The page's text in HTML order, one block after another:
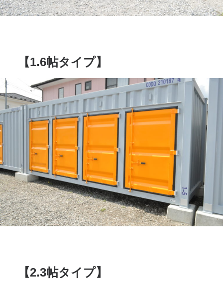
【1.6帖タイプ】
【2.3帖タイプ】